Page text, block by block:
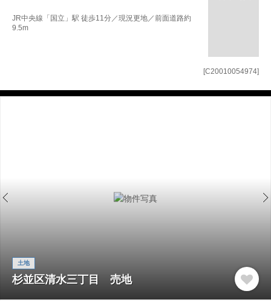
[C20010054974]
JR中央線「国立」駅 徒歩11分／現況更地／前面道路約
9.5m
土地
杉並区清水三丁目 売地